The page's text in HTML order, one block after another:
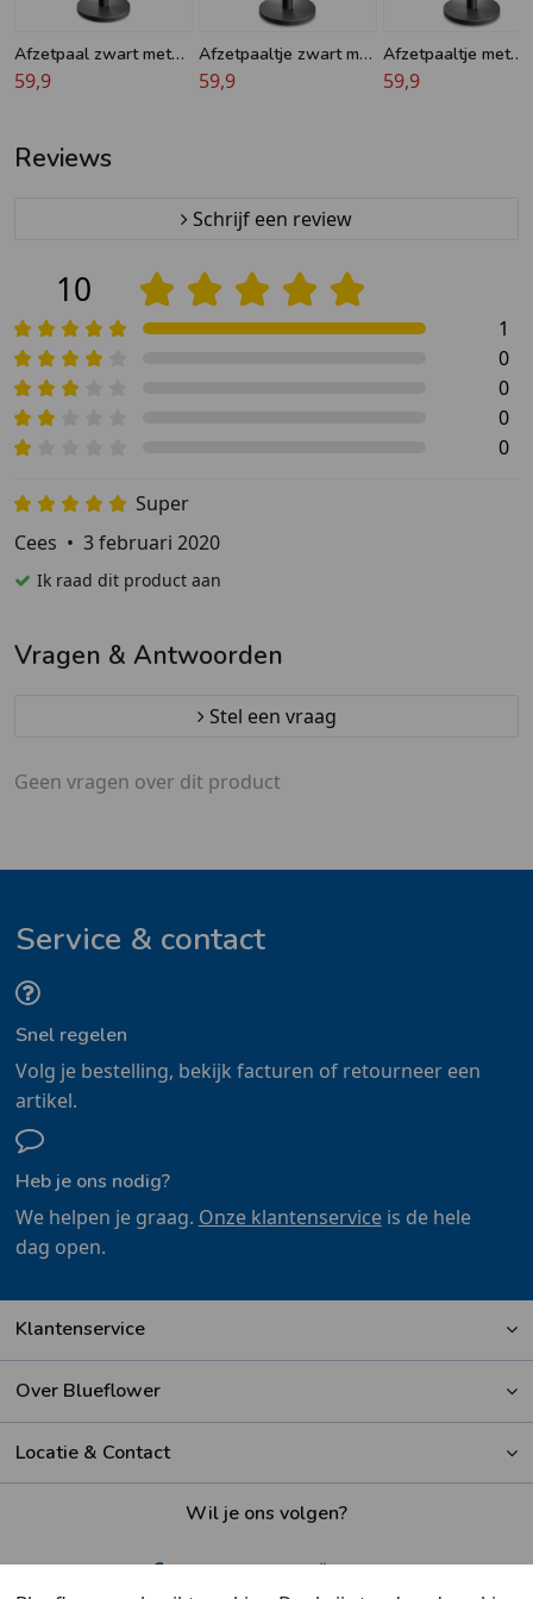
afzetpaaltjes met afzetkoord. Deze zijn ook
verkrijgbaar onder het kopje afzetpaaltjes met
trekband.
Afzetpaal zwart met
rood/wit lint - 11 kg
59,9
Afzetpaaltje zwart met
zwart trekband - 11 kg
59,9
Afzetpaaltje met
oranje trekband -
59,9
Reviews
Schrijf een review
10
1
0
0
0
0
Super
Cees • 3 februari 2020
Ik raad dit product aan
Vragen & Antwoorden
Stel een vraag
Geen vragen over dit product
Service & contact
Snel regelen
Volg je bestelling, bekijk facturen of retourneer een
artikel.
Heb je ons nodig?
We helpen je graag. Onze klantenserviceis de hele
dag open.
Klantenservice
Over Blueflower
Locatie & Contact
Wil je ons volgen?